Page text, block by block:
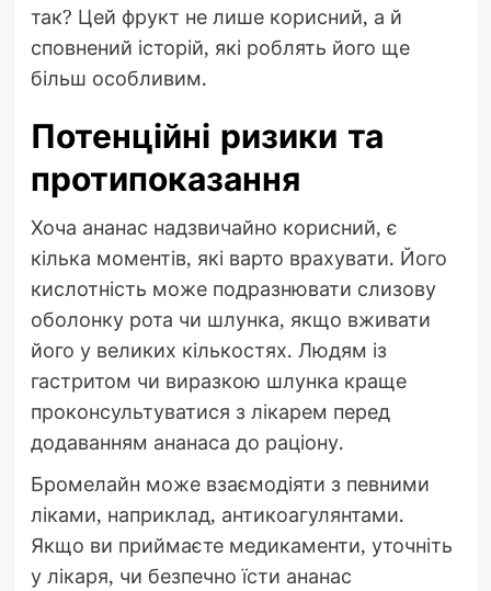
так? Цей фрукт не лише корисний, а й
сповнений історій, які роблять його ще
більш особливим.
Потенційні ризики та
протипоказання
Хоча ананас надзвичайно корисний, є
кілька моментів, які варто врахувати. Його
кислотність може подразнювати слизову
оболонку рота чи шлунка, якщо вживати
його у великих кількостях. Людям із
гастритом чи виразкою шлунка краще
проконсультуватися з лікарем перед
додаванням ананаса до раціону.
Бромелайн може взаємодіяти з певними
ліками, наприклад, антикоагулянтами.
Якщо ви приймаєте медикаменти, уточніть
у лікаря, чи безпечно їсти ананас